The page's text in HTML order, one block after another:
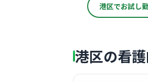
港区でお試し
港区の看